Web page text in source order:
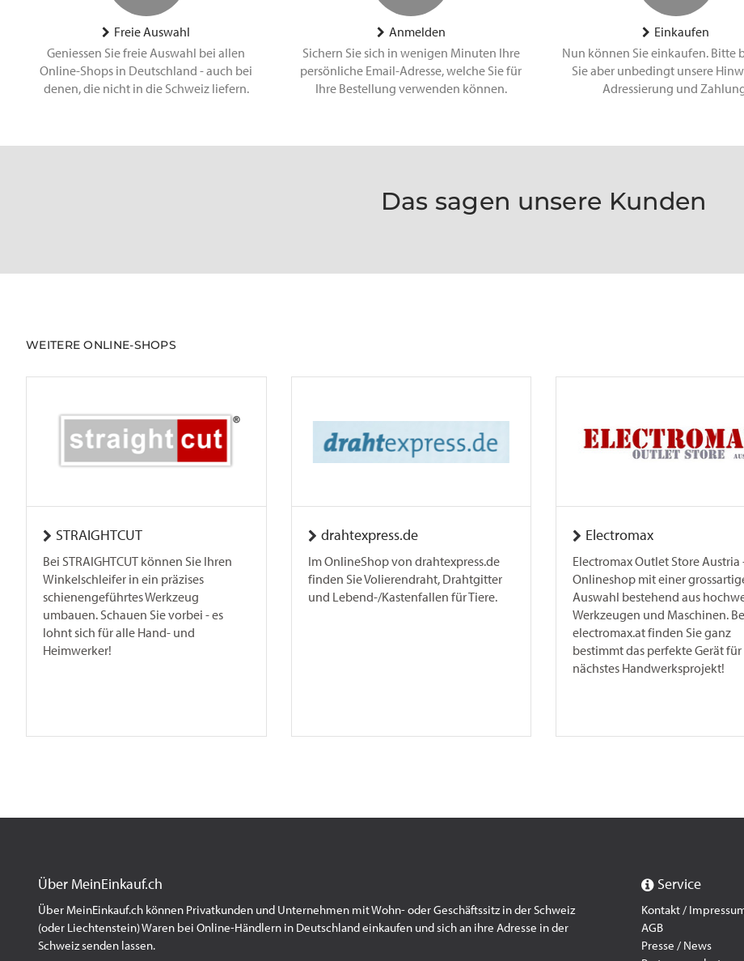
Freie Auswahl
Geniessen Sie freie Auswahl bei allen
Online-Shops in Deutschland - auch bei
denen, die nicht in die Schweiz liefern.
Anmelden
Sichern Sie sich in wenigen Minuten Ihre
persönliche Email-Adresse, welche Sie für
Ihre Bestellung verwenden können.
Einkaufen
Nun können Sie einkaufen. Bitte
Sie aber unbedingt unsere
Adressierung und
Das sagen unsere Kunden
WEITERE ONLINE-SHOPS
STRAIGHTCUT
Bei STRAIGHTCUT können Sie Ihren
Winkelschleifer in ein präzises
schienengeführtes Werkzeug
umbauen. Schauen Sie vorbei - es
lohnt sich für alle Hand- und
Heimwerker!
drahtexpress.de
Im OnlineShop von drahtexpress.de
finden Sie Volierendraht, Drahtgitter
und Lebend-/Kastenfallen für Tiere.
Electromax
Electromax Outlet Store Austria
Onlineshop mit einer
Auswahl bestehend aus
Werkzeugen und Maschinen.
electromax.at finden Sie ganz
bestimmt das perfekte Gerät für
nächstes Handwerksprojekt!
Über MeinEinkauf.ch
Über MeinEinkauf.ch können Privatkunden und Unternehmen mit Wohn- oder Geschäftssitz in der Schweiz
(oder Liechtenstein) Waren bei Online-Händlern in Deutschland einkaufen und sich an ihre Adresse in der
Schweiz senden lassen.
Service
Kontakt /
AGB
Presse / News